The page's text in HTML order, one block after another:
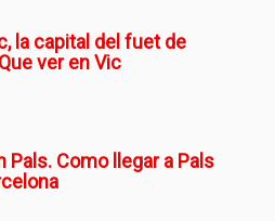
la capital del fuet de
ver en Vic
Pals. Como llegar a Pals